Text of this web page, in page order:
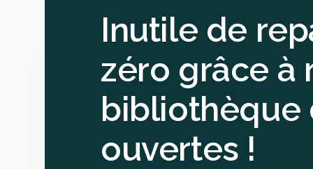
Inutile de
zéro grâce à
bibliothèque
ouvertes !